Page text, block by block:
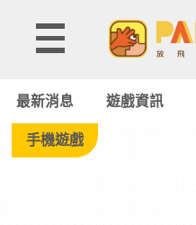
Tag:
臨
最新消息 遊戲資訊
手機遊戲